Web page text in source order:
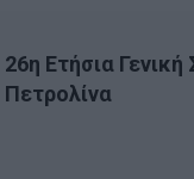
26η Ετήσια Γενική
Πετρολίνα